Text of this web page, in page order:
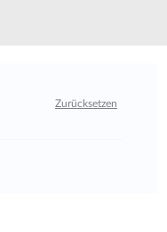
Zurücksetzen